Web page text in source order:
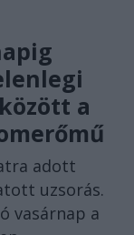
a
adott
uzsorás.
vasárnap a